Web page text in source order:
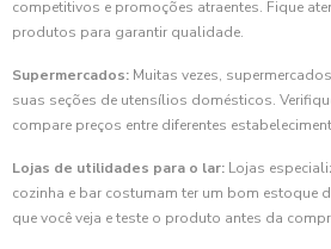
competitivos e promoções atraentes. Fique
produtos para garantir qualidade.
Supermercados: Muitas vezes,
suas seções de utensílios domésticos.
compare preços entre diferentes
Lojas de utilidades para o lar: Lojas
cozinha e bar costumam ter um bom estoque
que você veja e teste o produto antes da